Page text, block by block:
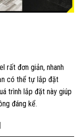
rất đơn giản, nhanh
có thể tự lắp đặt
trình lắp đặt này giúp
đáng kể.